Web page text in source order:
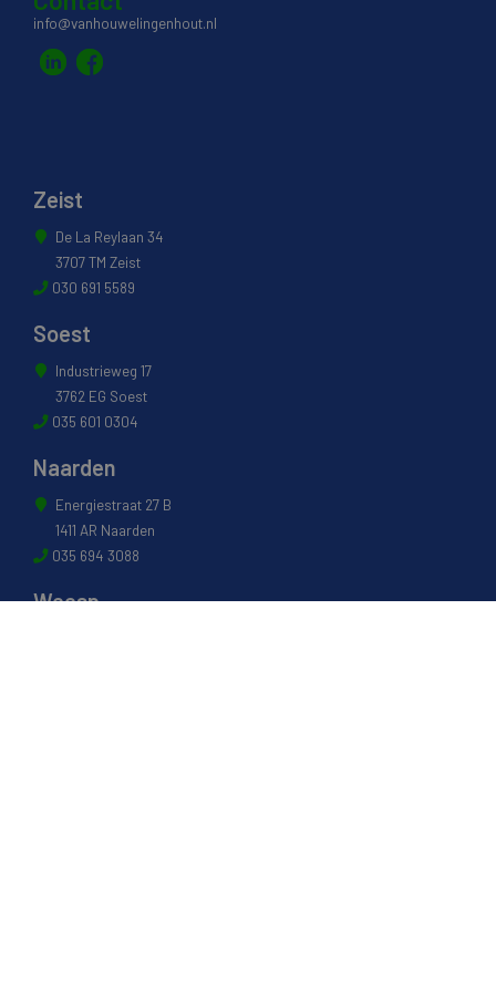
info@vanhouwelingenhout.nl
Zeist
De La Reylaan 34
3707 TM Zeist
030 691 5589
Soest
Industrieweg 17
3762 EG Soest
035 601 0304
Naarden
Energiestraat 27 B
1411 AR Naarden
035 694 3088
Weesp